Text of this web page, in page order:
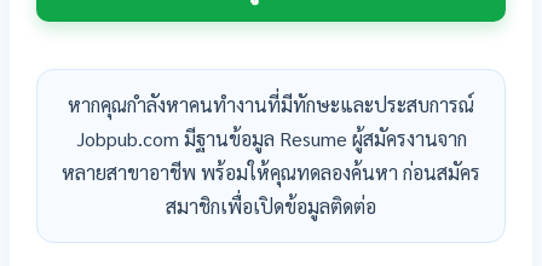
หากคุณกำลังหาคนทำงานที่มีทักษะและประสบการณ์
Jobpub.com มีฐานข้อมูล Resume ผู้สมัครงานจาก
หลายสาขาอาชีพ พร้อมให้คุณทดลองค้นหา ก่อนสมัคร
สมาชิกเพื่อเปิดข้อมูลติดต่อ